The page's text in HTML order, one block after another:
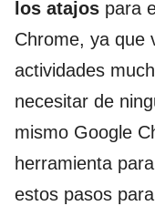
los atajos para
Chrome, ya que
actividades
necesitar de
mismo Google
herramienta
estos pasos